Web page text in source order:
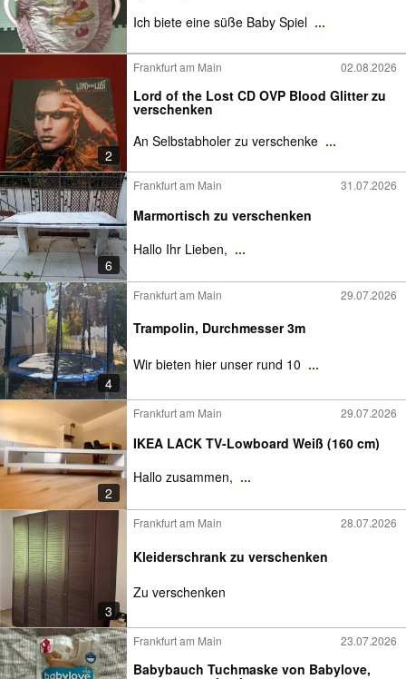
Ich biete eine süße Baby Spiel ...
2
Frankfurt am Main 02.08.2026
Lord of the Lost CD OVP Blood Glitter zu
verschenken
An Selbstabholer zu verschenke ...
6
Frankfurt am Main 31.07.2026
Marmortisch zu verschenken
Hallo Ihr Lieben, ...
4
Frankfurt am Main 29.07.2026
Trampolin, Durchmesser 3m
Wir bieten hier unser rund 10 ...
2
Frankfurt am Main 29.07.2026
IKEA LACK TV-Lowboard Weiß (160 cm)
Hallo zusammen, ...
3
Frankfurt am Main 28.07.2026
Kleiderschrank zu verschenken
Zu verschenken
Frankfurt am Main 23.07.2026
Babybauch Tuchmaske von Babylove,